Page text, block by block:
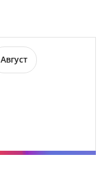
Август